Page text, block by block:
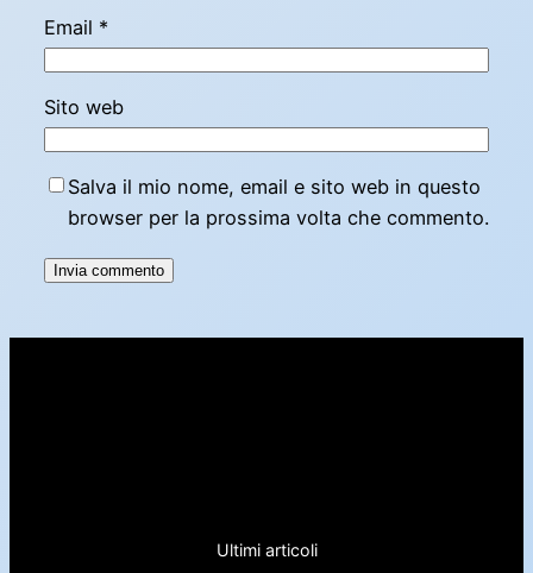
Email *
Sito web
Salva il mio nome, email e sito web in questo
browser per la prossima volta che commento.
Ultimi articoli